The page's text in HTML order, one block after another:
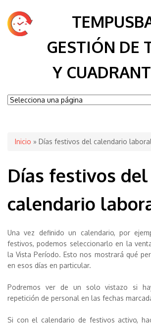
GESTIÓN DE
Y
Se encuentra usted aquí
Inicio » Días festivos del calendario laboral
Días festivos del
calendario
Una vez definido un calendario, por
festivos, podemos seleccionarlo en la
la Vista Período. Esto nos mostrará qué
en esos días en particular.
Podremos ver de un solo vistazo si
repetición de personal en las fechas
Si con el calendario de festivos activo,